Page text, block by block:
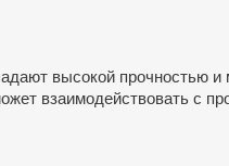
высокой прочностью и
взаимодействовать с